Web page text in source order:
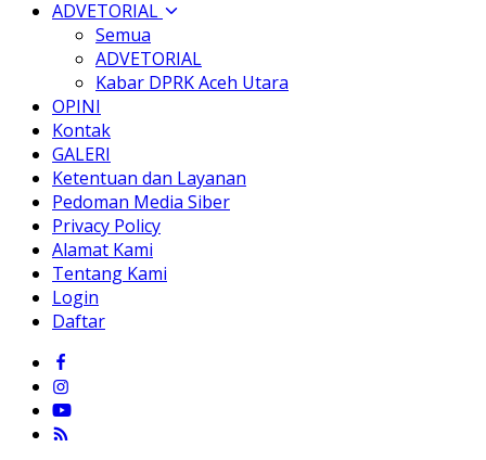
ADVETORIAL
Semua
ADVETORIAL
Kabar DPRK Aceh Utara
OPINI
Kontak
GALERI
Ketentuan dan Layanan
Pedoman Media Siber
Privacy Policy
Alamat Kami
Tentang Kami
Login
Daftar